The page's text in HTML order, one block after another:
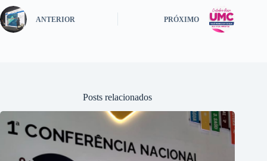
ANTERIOR PRÓXIMO
Posts relacionados